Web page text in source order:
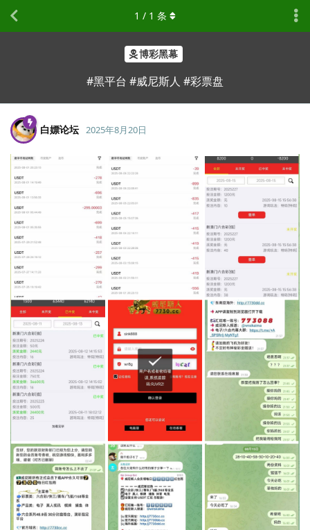
博彩黑幕
#黑平台 #威尼斯人 #彩票盘
1 / 1 条
白嫖论坛 2025年8月20日